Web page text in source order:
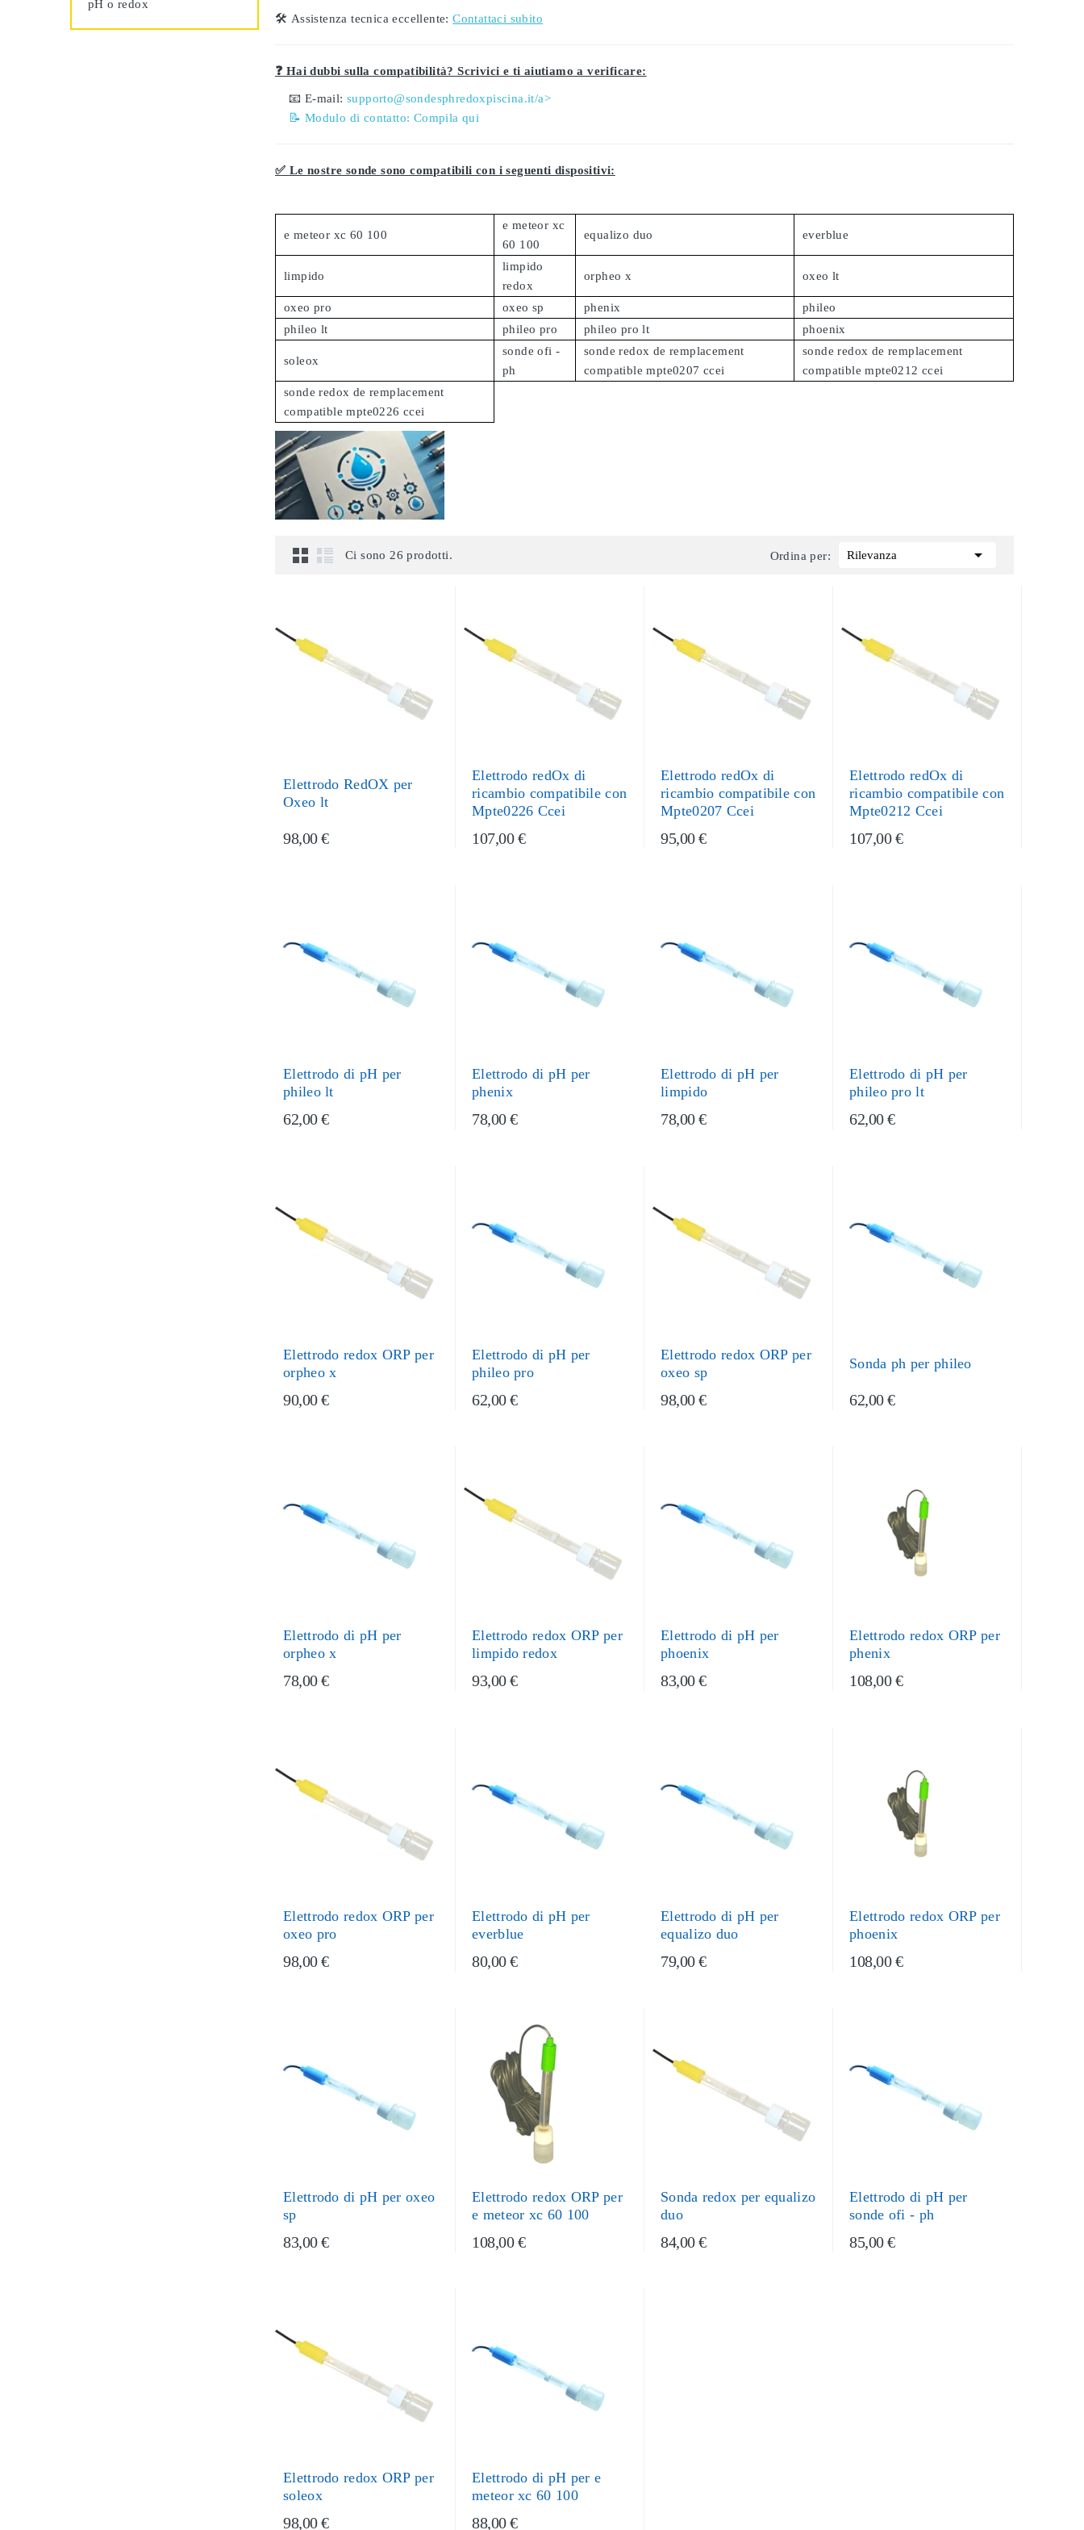
pH o redox
🛠️ Assistenza tecnica eccellente: Contattaci subito
❓ Hai dubbi sulla compatibilità? Scrivici e ti aiutiamo a verificare:
📧 E-mail:supporto@sondesphredoxpiscina.it/a>
📝 Modulo di contatto: Compila qui
✅ Le nostre sonde sono compatibili con i seguenti dispositivi:
e meteor xc 60 100
e meteor xc
60 100
equalizo duo everblue
limpido
limpido
redox
orpheo x oxeo lt
oxeo pro oxeo sp phenix
phileo
phileo lt
phileo pro phileo pro lt phoenix
soleox
sonde ofi -
ph
sonde redox de remplacement
compatible mpte0207 ccei
sonde redox de remplacement
compatible mpte0212 ccei
sonde redox de remplacement
compatible mpte0226 ccei
Ci sono 26 prodotti. Ordina per: Rilevanza 
Elettrodo RedOX per
Oxeo lt
98,00 €
Elettrodo redOx di
ricambio compatibile con
Mpte0226 Ccei
107,00 €
Elettrodo redOx di
ricambio compatibile con
Mpte0207 Ccei
95,00 €
Elettrodo redOx di
ricambio compatibile con
Mpte0212 Ccei
107,00 €
Elettrodo di pH per
phileo lt
62,00 €
Elettrodo di pH per
phenix
78,00 €
Elettrodo di pH per
limpido
78,00 €
Elettrodo di pH per
phileo pro lt
62,00 €
Elettrodo redox ORP per
orpheo x
90,00 €
Elettrodo di pH per
phileo pro
62,00 €
Elettrodo redox ORP per
oxeo sp
98,00 €
Sonda ph per phileo
62,00 €
Elettrodo di pH per
orpheo x
78,00 €
Elettrodo redox ORP per
limpido redox
93,00 €
Elettrodo di pH per
phoenix
83,00 €
Elettrodo redox ORP per
phenix
108,00 €
Elettrodo redox ORP per
oxeo pro
98,00 €
Elettrodo di pH per
everblue
80,00 €
Elettrodo di pH per
equalizo duo
79,00 €
Elettrodo redox ORP per
phoenix
108,00 €
Elettrodo di pH per oxeo
sp
83,00 €
Elettrodo redox ORP per
e meteor xc 60 100
108,00 €
Sonda redox per equalizo
duo
84,00 €
Elettrodo di pH per
sonde ofi - ph
85,00 €
Elettrodo redox ORP per
soleox
98,00 €
Elettrodo di pH per e
meteor xc 60 100
88,00 €